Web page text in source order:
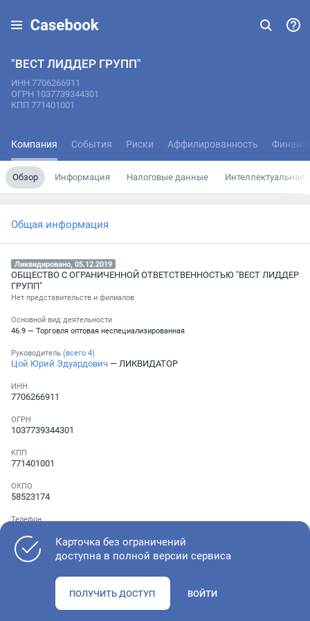
"ВЕСТ ЛИДДЕР ГРУПП"
ИНН 7706266911
ОГРН 1037739344301
КПП 771401001
Компания События Риски Аффилированность
Обзор Информация Налоговые данные Интеллектуальная
Общая информация
Ликвидировано, 05.12.2019
ОБЩЕСТВО С ОГРАНИЧЕННОЙ ОТВЕТСТВЕННОСТЬЮ "ВЕСТ ЛИДДЕР
ГРУПП"
Нет представительств и филиалов
Основной вид деятельности
46.9 — Торговля оптовая неспециализированная
Руководитель (всего 4)
Цой Юрий Эдуардович — ЛИКВИДАТОР
ИНН
7706266911
ОГРН
1037739344301
КПП
771401001
ОКПО
58523174
Телефон
Как оценить состояние компании
Карточка без ограничений
доступна в полной версии сервиса
ПОЛУЧИТЬ ДОСТУП ВОЙТИ